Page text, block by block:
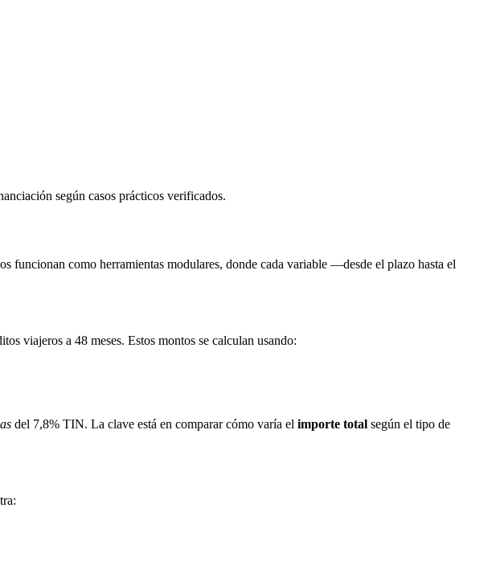
según casos prácticos verificados.
funcionan como herramientas modulares, donde cada variable —desde el plazo hasta el
viajeros a 48 meses. Estos montos se calculan usando:
del 7,8% TIN. La clave está en comparar cómo varía el importe total según el tipo de